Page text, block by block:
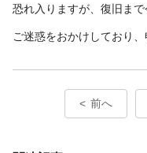
恐れ入りますが、復旧まで
ご迷惑をおかけしており、
前へ